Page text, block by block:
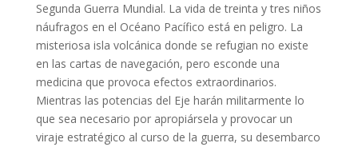
Segunda Guerra Mundial. La vida de treinta y tres niños
náufragos en el Océano Pacífico está en peligro. La
misteriosa isla volcánica donde se refugian no existe
en las cartas de navegación, pero esconde una
medicina que provoca efectos extraordinarios.
Mientras las potencias del Eje harán militarmente lo
que sea necesario por apropiársela y provocar un
viraje estratégico al curso de la guerra, su desembarco